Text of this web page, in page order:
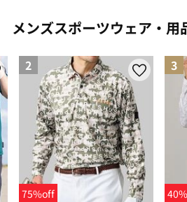
メンズスポーツウェア・用
2
75%off
3